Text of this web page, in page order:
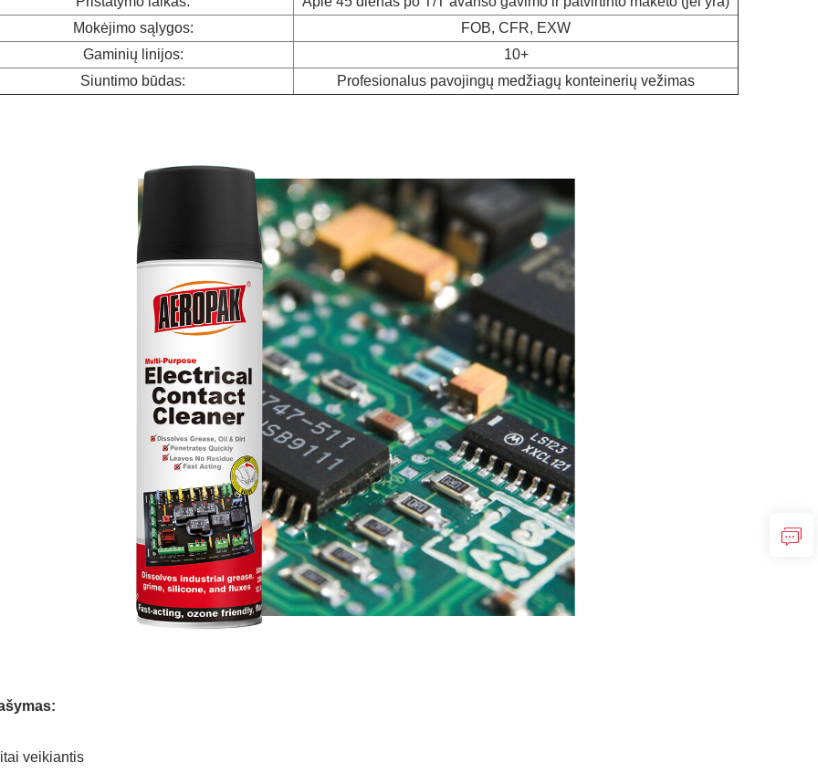
Mokėjimo sąlygos:
FOB, CFR, EXW
Gaminių linijos:
10+
Siuntimo būdas:
Profesionalus pavojingų medžiagų konteinerių vežimas
veikiantis